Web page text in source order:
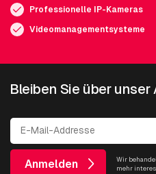
Professionelle IP-Kameras
Videomanagementsysteme
Bleiben Sie über
Anmelden
Wir
mehr